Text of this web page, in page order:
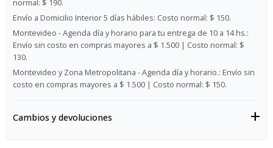
normal: $ 190.
Envío a Domicilio Interior 5 días hábiles: Costo normal: $ 150.
Montevideo - Agenda día y horario para tu entrega de 10 a 14 hs.:
Envío sin costo en compras mayores a $ 1.500 | Costo normal: $
130.
Montevideo y Zona Metropolitana - Agenda día y horario.: Envío sin
costo en compras mayores a $ 1.500 | Costo normal: $ 150.
Cambios y devoluciones